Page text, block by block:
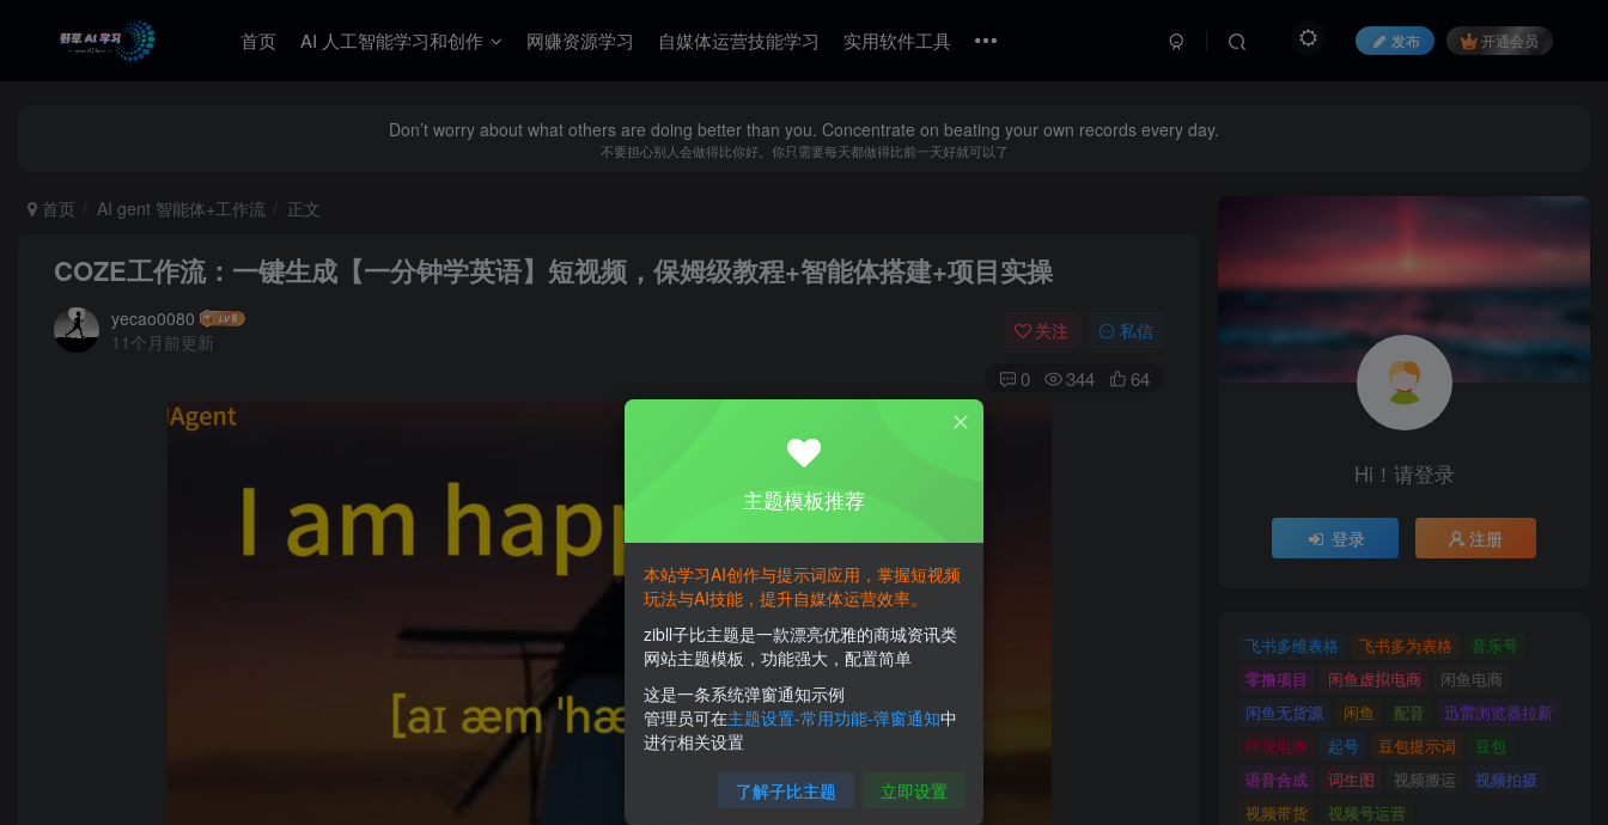
首页 AI 人工智能学习和创作 网赚资源学习 自媒体运营技能学习 实用软件工具 发布 开通会员
Don’t worry about what others are doing better than you. Concentrate on beating your own records every day.
不要担心别人会做得比你好。你只需要每天都做得比前一天好就可以了
首页 AI gent 智能体+工作流 正文
COZE工作流：一键生成【一分钟学英语】短视频，保姆级教程+智能体搭建+项目实操
yecao0080
11个月前更新
关注 私信
0 344 64
Hi！请登录
登录 注册
飞书多维表格 飞书多为表格
音乐号
零撸项目
闲鱼虚拟电商
闲鱼电商
闲鱼无货源
闲鱼 配音
迅雷浏览器拉新
跨境电商
起号 豆包提示词
豆包
语音合成
词生图 视频搬运
视频拍摄
视频带货
视频号运营
主题模板推荐
本站学习AI创作与提示词应用，掌握短视频
玩法与AI技能，提升自媒体运营效率。
zibll子比主题是一款漂亮优雅的商城资讯类
网站主题模板，功能强大，配置简单
这是一条系统弹窗通知示例
管理员可在主题设置-常用功能-弹窗通知中
进行相关设置
了解子比主题 立即设置